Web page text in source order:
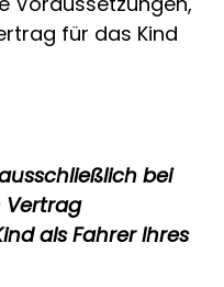
für das Kind
bei
Vertrag
als Fahrer Ihres